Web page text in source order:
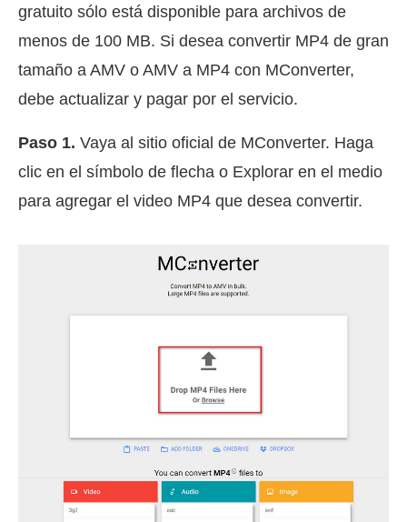
gratuito sólo está disponible para archivos de
menos de 100 MB. Si desea convertir MP4 de gran
tamaño a AMV o AMV a MP4 con MConverter,
debe actualizar y pagar por el servicio.
Paso 1. Vaya al sitio oficial de MConverter. Haga
clic en el símbolo de flecha o Explorar en el medio
para agregar el video MP4 que desea convertir.